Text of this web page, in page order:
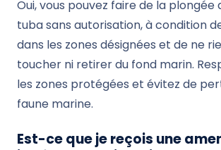
Oui, vous pouvez faire de la plongée
tuba sans autorisation, à condition
dans les zones désignées et de ne
toucher ni retirer du fond marin.
les zones protégées et évitez de
faune marine.
Est-ce que je reçois une